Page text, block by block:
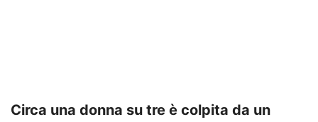
Circa una donna su tre è colpita da un